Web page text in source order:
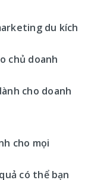
du kích
chủ doanh
cho doanh
cho mọi
có thể bạn